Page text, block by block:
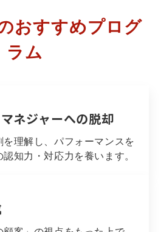
おすすめプログ
ラム
ネジャーへの脱却
理解し、パフォーマンスを
知力・対応力を養います。